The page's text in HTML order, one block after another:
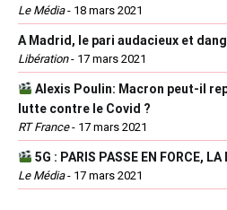
Le Média- 18 mars 2021
A Madrid, le pari audacieux et
Libération- 17 mars 2021
Alexis Poulin: Macron peut-il
lutte contre le Covid ?
RT France- 17 mars 2021
5G : PARIS PASSE EN FORCE,
Le Média- 17 mars 2021